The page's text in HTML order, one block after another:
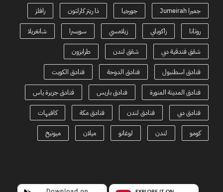
جميرا Jumeirah جورجيا ذا ريتز كارلتون رافلز
روتانا زاكوباني زيلامسي سويسرا شانغريلا
شقق فندقية دبي شقق لندن طرابزون
فنادق اسطنبول فنادق الدوحة فنادق الكويت
فنادق المدينة المنورة فنادق باريس فنادق جزيرة ياس
فنادق دبي فنادق لندن فنادق مكة كافيهات
كومو لندن لوغانو ميلان ميونيخ